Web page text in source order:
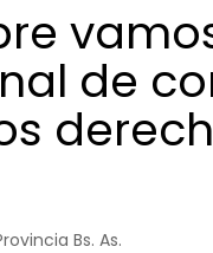
de
Bs. As.